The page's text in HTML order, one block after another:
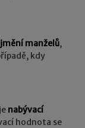
manželů,
kdy
nabývací
hodnota se